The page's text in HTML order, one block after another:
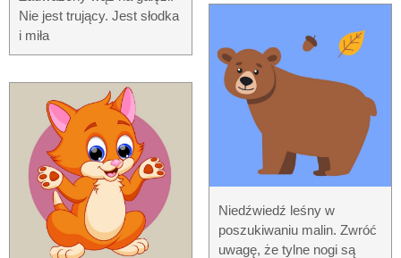
Nie jest trujący. Jest słodka
i miła
Niedźwiedź leśny w
poszukiwaniu malin. Zwróć
uwagę, że tylne nogi są